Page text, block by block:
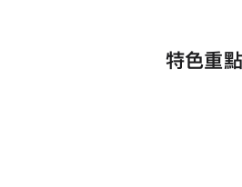
特色重點